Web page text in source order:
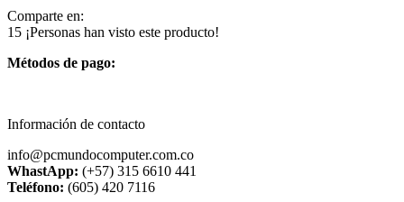
Comparte en:
15 ¡Personas han visto este producto!
Métodos de pago:
Información de contacto
info@pcmundocomputer.com.co
WhastApp: (+57) 315 6610 441
Teléfono: (605) 420 7116